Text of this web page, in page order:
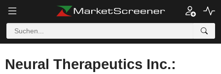
Neural Therapeutics Inc.: